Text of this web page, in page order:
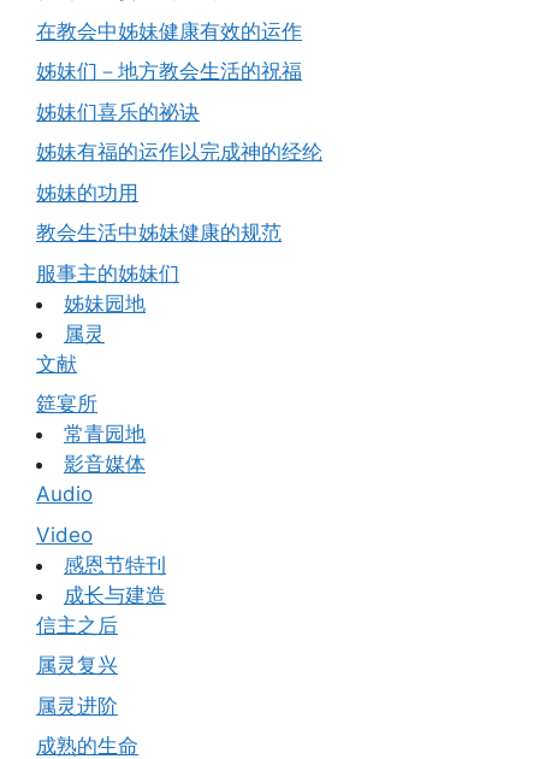
在教会中姊妹健康有效的运作
姊妹们－地方教会生活的祝福
姊妹们喜乐的祕诀
姊妹有福的运作以完成神的经纶
姊妹的功用
教会生活中姊妹健康的规范
服事主的姊妹们
姊妹园地
属灵
文献
筵宴所
常青园地
影音媒体
Audio
Video
感恩节特刊
成长与建造
信主之后
属灵复兴
属灵进阶
成熟的生命